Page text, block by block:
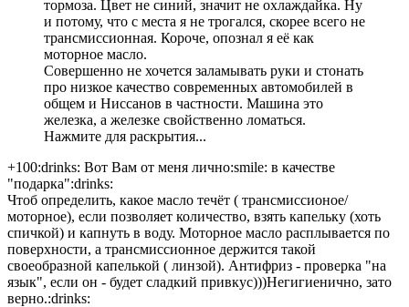
тормоза. Цвет не синий, значит не охлаждайка. Ну
и потому, что с места я не трогался, скорее всего не
трансмиссионная. Короче, опознал я её как
моторное масло.
Совершенно не хочется заламывать руки и стонать
про низкое качество современных автомобилей в
общем и Ниссанов в частности. Машина это
железка, а железке свойственно ломаться.
Нажмите для раскрытия...
+100:drinks: Вот Вам от меня лично:smile: в качестве
"подарка":drinks:
Чтоб определить, какое масло течёт ( трансмиссионое/
моторное), если позволяет количество, взять капельку (хоть
спичкой) и капнуть в воду. Моторное масло расплывается по
поверхности, а трансмиссионное держится такой
своеобразной капелькой ( линзой). Антифриз - проверка "на
язык", если он - будет сладкий привкус)))Негигиенично, зато
верно.:drinks: